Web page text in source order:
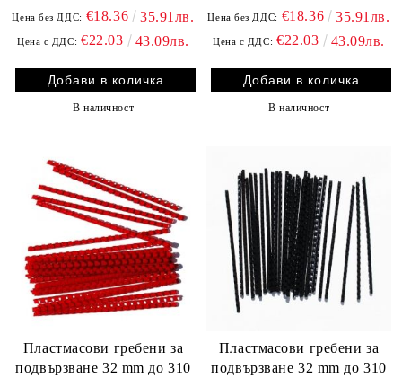
Цена без ДДС: €18.36 35.91лв.
Цена с ДДС: €22.03 43.09лв.
В наличност
Цена без ДДС: €18.36 35.91лв.
Цена с ДДС: €22.03 43.09лв.
В наличност
Пластмасови гребени за
подвързване 32 mm до 310
Пластмасови гребени за
подвързване 32 mm до 310